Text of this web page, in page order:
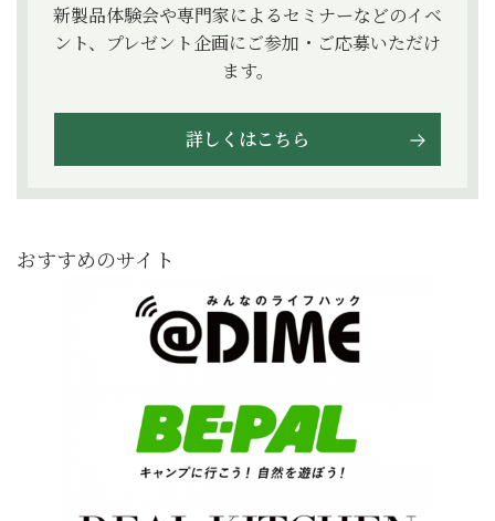
新製品体験会や専門家によるセミナーなどのイベ
ント、プレゼント企画にご参加・ご応募いただけ
ます。
詳しくはこちら
おすすめのサイト